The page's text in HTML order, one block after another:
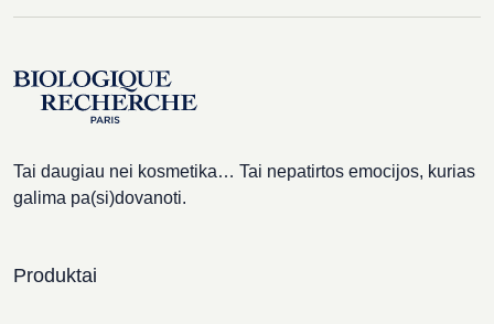
Tai daugiau nei kosmetika… Tai nepatirtos emocijos, kurias
galima pa(si)dovanoti.
Produktai